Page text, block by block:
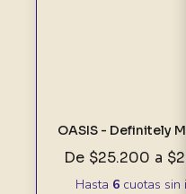
OASIS - Definitely
De $25.200 a
Hasta 6cuotas sin